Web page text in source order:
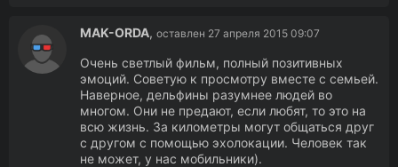
MAK-ORDA, оставлен 27 апреля 2015 09:07
Очень светлый фильм, полный позитивных
эмоций. Советую к просмотру вместе с семьей.
Наверное, дельфины разумнее людей во
многом. Они не предают, если любят, то это на
всю жизнь. За километры могут общаться друг
с другом с помощью эхолокации. Человек так
не может, у нас мобильники).